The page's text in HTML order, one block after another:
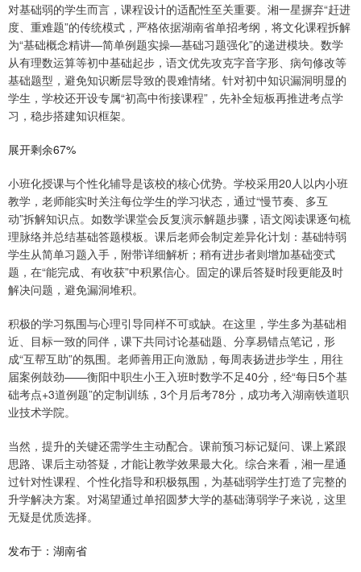
对基础弱的学生而言，课程设计的适配性至关重要。湘一星摒弃“赶进
度、重难题”的传统模式，严格依据湖南省单招考纲，将文化课程拆解
为“基础概念精讲—简单例题实操—基础习题强化”的递进模块。数学
从有理数运算等初中基础起步，语文优先攻克字音字形、病句修改等
基础题型，避免知识断层导致的畏难情绪。针对初中知识漏洞明显的
学生，学校还开设专属“初高中衔接课程”，先补全短板再推进考点学
习，稳步搭建知识框架。
展开剩余67%
小班化授课与个性化辅导是该校的核心优势。学校采用20人以内小班
教学，老师能实时关注每位学生的学习状态，通过“慢节奏、多互
动”拆解知识点。如数学课堂会反复演示解题步骤，语文阅读课逐句梳
理脉络并总结基础答题模板。课后老师会制定差异化计划：基础特弱
学生从简单习题入手，附带详细解析；稍有进步者则增加基础变式
题，在“能完成、有收获”中积累信心。固定的课后答疑时段更能及时
解决问题，避免漏洞堆积。
积极的学习氛围与心理引导同样不可或缺。在这里，学生多为基础相
近、目标一致的同伴，课下共同讨论基础题、分享易错点笔记，形
成“互帮互助”的氛围。老师善用正向激励，每周表扬进步学生，用往
届案例鼓劲——衡阳中职生小王入班时数学不足40分，经“每日5个基
础考点+3道例题”的定制训练，3个月后考78分，成功考入湖南铁道职
业技术学院。
当然，提升的关键还需学生主动配合。课前预习标记疑问、课上紧跟
思路、课后主动答疑，才能让教学效果最大化。综合来看，湘一星通
过针对性课程、个性化指导和积极氛围，为基础弱学生打造了完整的
升学解决方案。对渴望通过单招圆梦大学的基础薄弱学子来说，这里
无疑是优质选择。
发布于：湖南省